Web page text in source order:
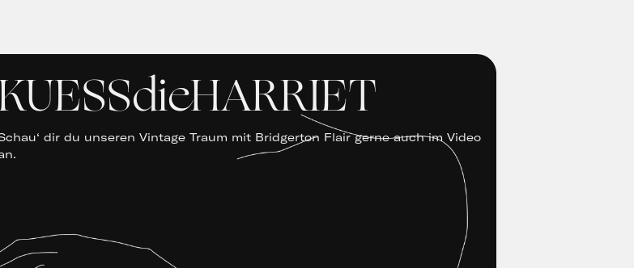
dir du unseren Vintage Traum mit Bridgerton Flair gerne auch im Video